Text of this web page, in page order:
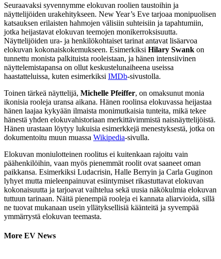
Seuraavaksi syvennymme elokuvan roolien taustoihin ja
näyttelijöiden urakehitykseen. New Year’s Eve tarjoaa monipuolisen
katsauksen erilaisten hahmojen välisiin suhteisiin ja tapahtumiin,
jotka heijastavat elokuvan teemojen monikerroksisuutta.
Näyttelijöiden ura- ja henkilökohtaiset tarinat antavat lisäarvoa
elokuvan kokonaiskokemukseen. Esimerkiksi Hilary Swank on
tunnettu monista palkituista rooleistaan, ja hänen intensiivinen
näyttelemistapansa on ollut keskustelunaiheena useissa
haastatteluissa, kuten esimerkiksi IMDb-sivustolla.
Toinen tärkeä näyttelijä, Michelle Pfeiffer, on omaksunut monia
ikonisia rooleja uransa aikana. Hänen roolinsa elokuvassa heijastaa
hänen laajaa kykyään ilmaista monimutkaisia tunteita, mikä tekee
hänestä yhden elokuvahistoriaan merkittävimmistä naisnäyttelijöistä.
Hänen urastaan löytyy lukuisia esimerkkejä menestyksestä, jotka on
dokumentoitu muun muassa Wikipedia-sivulla.
Elokuvan moniulotteinen roolitus ei kuitenkaan rajoitu vain
päähenkilöihin, vaan myös pienemmät roolit ovat saaneet oman
paikkansa. Esimerkiksi Ludacrisin, Halle Berryin ja Carla Guginon
lyhyet mutta mieleenpainuvat esiintymiset rikastuttavat elokuvan
kokonaisuutta ja tarjoavat vaihtelua sekä uusia näkökulmia elokuvan
tuttuun tarinaan. Näitä pienempiä rooleja ei kannata aliarvioida, sillä
ne tuovat mukanaan usein yllätyksellisiä käänteitä ja syvempää
ymmärrystä elokuvan teemasta.
More EV News